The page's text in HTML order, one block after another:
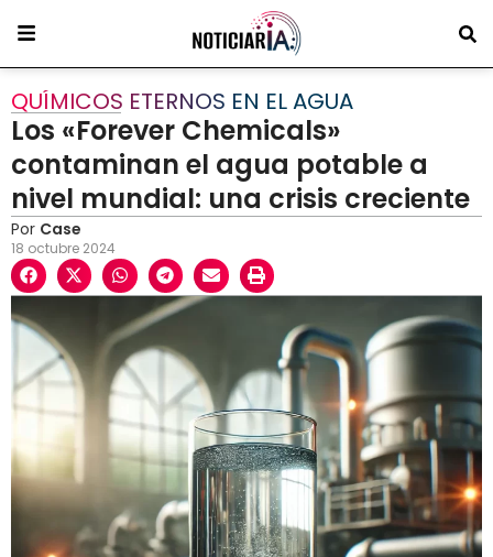
QUÍMICOS ETERNOS EN EL AGUA
Los «Forever Chemicals»
contaminan el agua potable a
nivel mundial: una crisis creciente
Por Case
18 octubre 2024